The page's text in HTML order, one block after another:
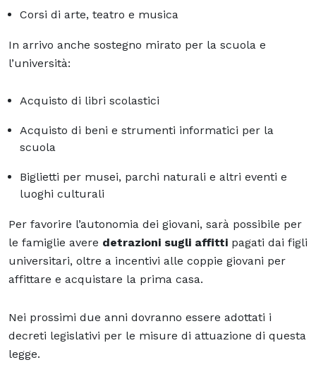
Corsi di arte, teatro e musica
In arrivo anche sostegno mirato per la scuola e
l’università:
Acquisto di libri scolastici
Acquisto di beni e strumenti informatici per la
scuola
Biglietti per musei, parchi naturali e altri eventi e
luoghi culturali
Per favorire l’autonomia dei giovani, sarà possibile per
le famiglie avere detrazioni sugli affitti pagati dai figli
universitari, oltre a incentivi alle coppie giovani per
affittare e acquistare la prima casa.
Nei prossimi due anni dovranno essere adottati i
decreti legislativi per le misure di attuazione di questa
legge.